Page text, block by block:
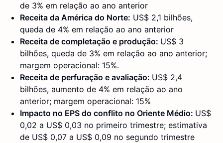
de 3% em relação ao ano anterior
Receita da América do Norte: US$ 2,1 bilhões,
queda de 4% em relação ao ano anterior
Receita de completação e produção: US$ 3
bilhões, queda de 3% em relação ao ano anterior;
margem operacional: 15%.
Receita de perfuração e avaliação: US$ 2,4
bilhões, aumento de 4% em relação ao ano
anterior; margem operacional: 15%
Impacto no EPS do conflito no Oriente Médio: US$
0,02 a US$ 0,03 no primeiro trimestre; estimativa
de US$ 0,07 a US$ 0,09 no segundo trimestre